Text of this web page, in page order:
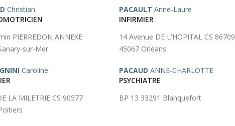
Christian
PIERREDON ANNEXE
sur-Mer
PACAULT Anne-Laure
INFIRMIER
14 Avenue DE L'HOPITAL CS 86709
45067 Orléans
Caroline
LA MILETRIE CS 90577
PACAUD ANNE-CHARLOTTE
PSYCHIATRE
BP 13 33291 Blanquefort